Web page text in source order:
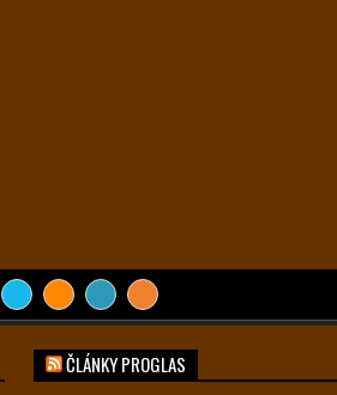
ČLÁNKY PROGLAS